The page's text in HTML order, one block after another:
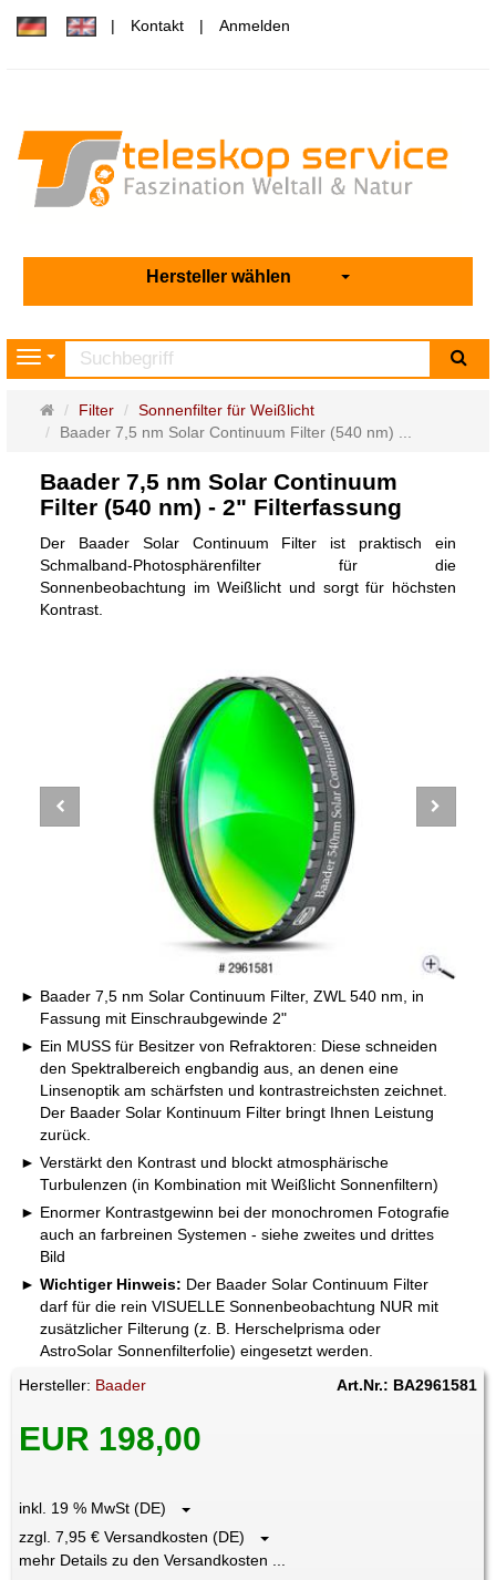
Kontakt Anmelden
Hersteller wählen
Navigation
Startseite
Filter
Sonnenfilter für Weißlicht
Baader 7,5 nm Solar Continuum Filter (540 nm) ...
Baader 7,5 nm Solar Continuum
Filter (540 nm) - 2" Filterfassung
Der Baader Solar Continuum Filter ist praktisch ein
Schmalband-Photosphärenfilter für die
Sonnenbeobachtung im Weißlicht und sorgt für höchsten
Kontrast.
Baader 7,5 nm Solar Continuum Filter, ZWL 540 nm, in
Fassung mit Einschraubgewinde 2"
Ein MUSS für Besitzer von Refraktoren: Diese schneiden
den Spektralbereich engbandig aus, an denen eine
Linsenoptik am schärfsten und kontrastreichsten zeichnet.
Der Baader Solar Kontinuum Filter bringt Ihnen Leistung
zurück.
Verstärkt den Kontrast und blockt atmosphärische
Turbulenzen (in Kombination mit Weißlicht Sonnenfiltern)
Enormer Kontrastgewinn bei der monochromen Fotografie
auch an farbreinen Systemen - siehe zweites und drittes
Bild
Wichtiger Hinweis: Der Baader Solar Continuum Filter
darf für die rein VISUELLE Sonnenbeobachtung NUR mit
zusätzlicher Filterung (z. B. Herschelprisma oder
AstroSolar Sonnenfilterfolie) eingesetzt werden.
Hersteller: Baader Art.Nr.: BA2961581
EUR 198,00
inkl. 19 % MwSt (DE)
zzgl. 7,95 € Versandkosten (DE)
mehr Details zu den Versandkosten ...